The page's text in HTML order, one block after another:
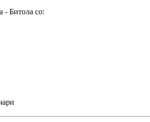
- Битола со: